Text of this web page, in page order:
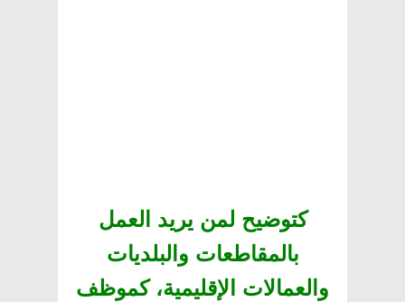
كتوضيح لمن يريد العمل
بالمقاطعات والبلديات
والعمالات الإقليمية، كموظف